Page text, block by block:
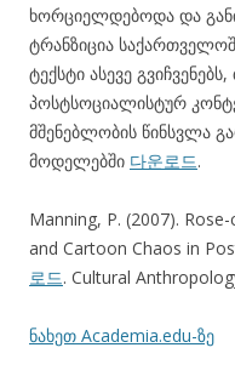
ხორციელდებოდა და
ტრანზიცია
ტექსტი ასევე
პოსტსოციალისტურ
მშენებლობის წინსვლა
მოდელებში 다운로드.
Manning, P. (2007).
and Cartoon Chaos in
로드. Cultural
ნახეთ Academia.edu-ზე